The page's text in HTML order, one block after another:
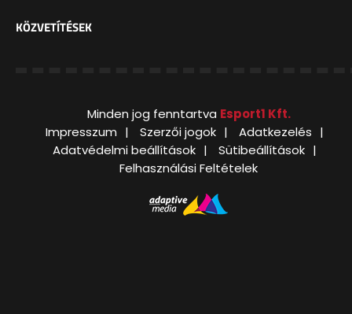
KÖZVETÍTÉSEK
Minden jog fenntartva Esport1 Kft.
Impresszum
Szerzői jogok
Adatkezelés
Adatvédelmi beállítások
Sütibeállítások
Felhasználási Feltételek